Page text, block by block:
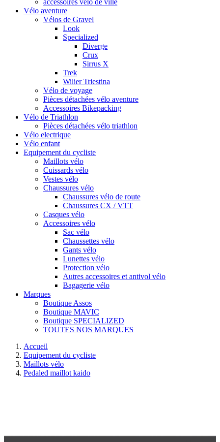
accessoires vélo de ville
Vélo aventure
Vélos de Gravel
Look
Specialized
Diverge
Crux
Sirrus X
Trek
Wilier Triestina
Vélo de voyage
Pièces détachées vélo aventure
Accessoires Bikepacking
Vélo de Triathlon
Pièces détachées vélo triathlon
Vélo electrique
Vélo enfant
Equipement du cycliste
Maillots vélo
Cuissards vélo
Vestes vélo
Chaussures vélo
Chaussures vélo de route
Chaussures CX / VTT
Casques vélo
Accessoires vélo
Sac vélo
Chaussettes vélo
Gants vélo
Lunettes vélo
Protection vélo
Autres accessoires et antivol vélo
Bagagerie vélo
Marques
Boutique Assos
Boutique MAVIC
Boutique SPECIALIZED
TOUTES NOS MARQUES
Accueil
Equipement du cycliste
Maillots vélo
Pedaled maillot kaido